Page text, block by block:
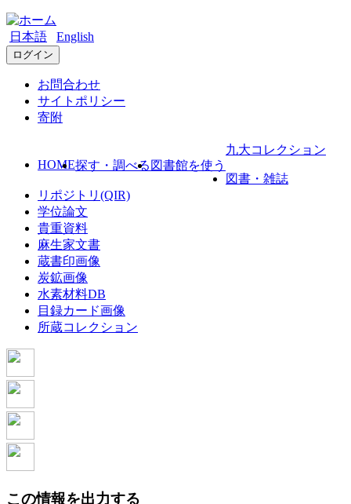
日本語 English
ログイン
お問合わせ
サイトポリシー
寄附
HOME探す・調べる 図書館を使う
九大コレクション
図書・雑誌
リポジトリ(QIR)
学位論文
貴重資料
麻生家文書
蔵書印画像
炭鉱画像
水素材料DB
目録カード画像
所蔵コレクション
この情報を出力する